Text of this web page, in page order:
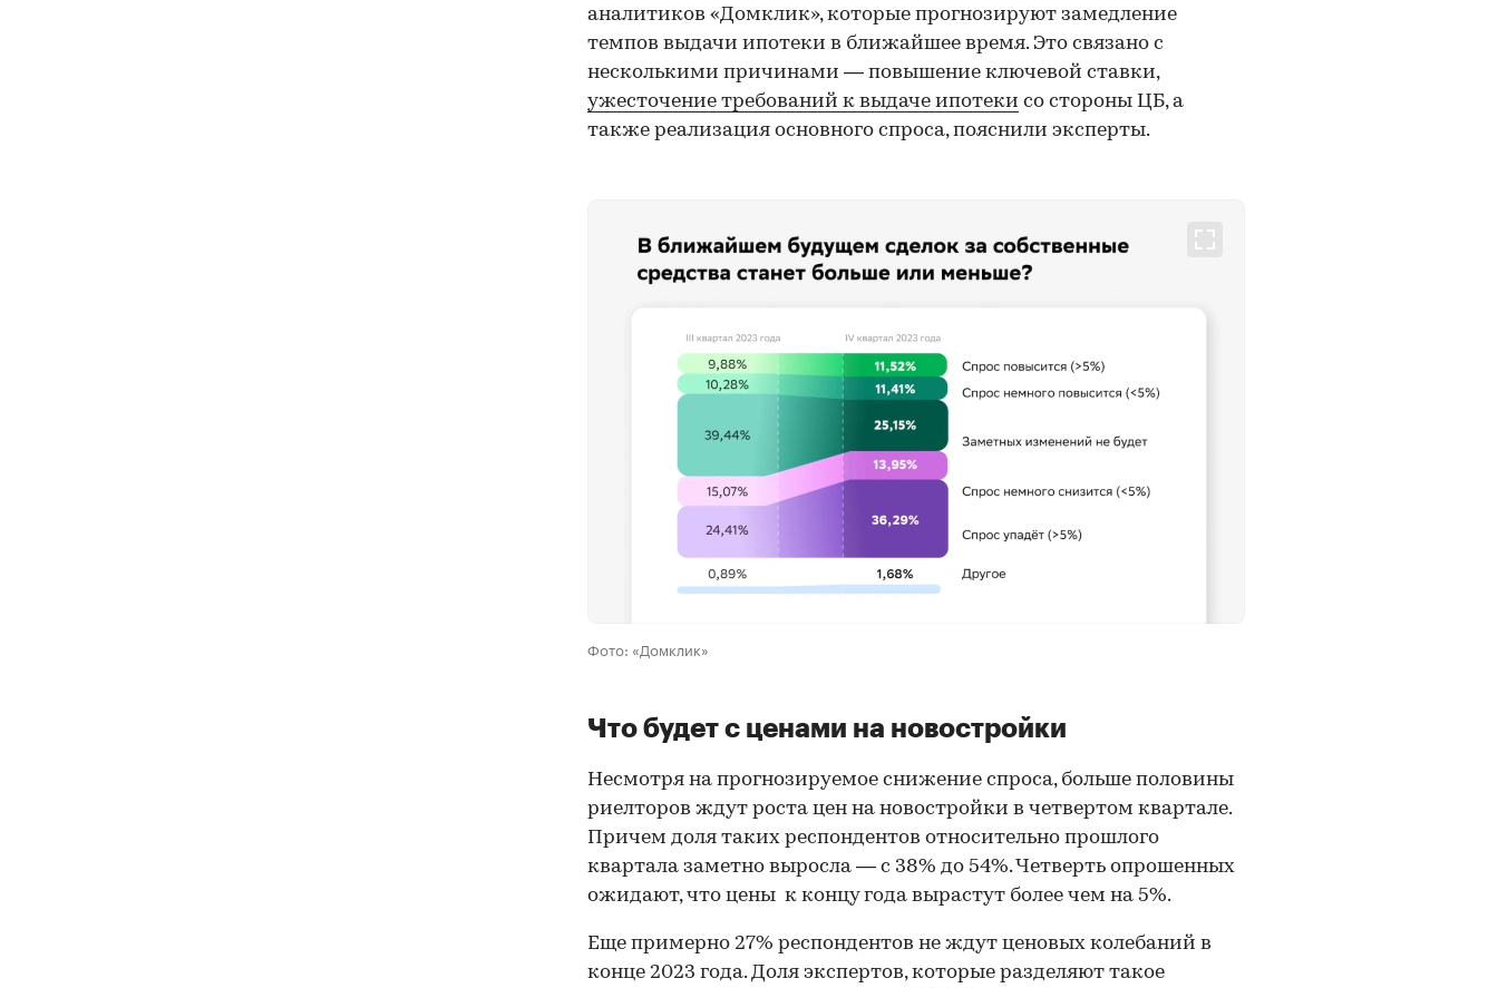
аналитиков «Домклик», которые прогнозируют замедление
темпов выдачи ипотеки в ближайшее время. Это связано с
несколькими причинами — повышение ключевой ставки,
ужесточение требований к выдаче ипотеки со стороны ЦБ, а
также реализация основного спроса, пояснили эксперты.
Фото: «Домклик»
Что будет с ценами на новостройки
Несмотря на прогнозируемое снижение спроса, больше половины
риелторов ждут роста цен на новостройки в четвертом квартале.
Причем доля таких респондентов относительно прошлого
квартала заметно выросла — с 38% до 54%. Четверть опрошенных
ожидают, что цены к концу года вырастут более чем на 5%.
Еще примерно 27% респондентов не ждут ценовых колебаний в
конце 2023 года. Доля экспертов, которые разделяют такое